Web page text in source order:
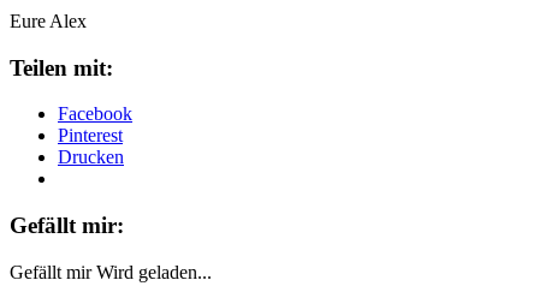
Eure Alex
Teilen mit:
Facebook
Pinterest
Drucken
Gefällt mir:
Gefällt mir Wird geladen...